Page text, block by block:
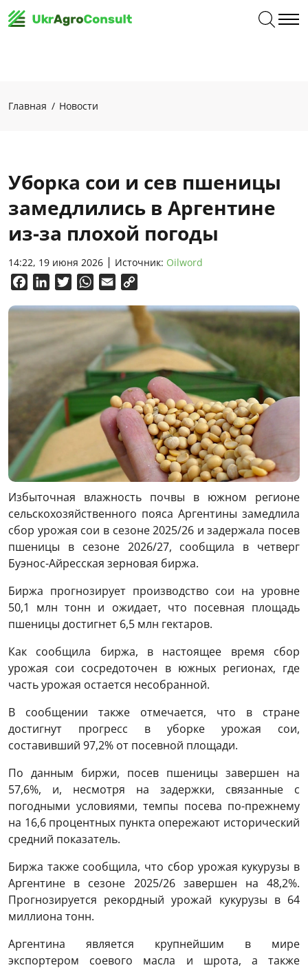
Главная Новости
Уборка сои и сев пшеницы
замедлились в Аргентине
из-за плохой погоды
14:22, 19 июня 2026 Источник: Oilword
FacebookLinkedInTwitterWhatsApp
Email
Избыточная влажность почвы в южном регионе
сельскохозяйственного пояса Аргентины замедлила
сбор урожая сои в сезоне 2025/26 и задержала посев
пшеницы в сезоне 2026/27, сообщила в четверг
Буэнос-Айресская зерновая биржа.
Биржа прогнозирует производство сои на уровне
50,1 млн тонн и ожидает, что посевная площадь
пшеницы достигнет 6,5 млн гектаров.
Как сообщила биржа, в настоящее время сбор
урожая сои сосредоточен в южных регионах, где
часть урожая остается несобранной.
В сообщении также отмечается, что в стране
достигнут прогресс в уборке урожая сои,
составивший 97,2% от посевной площади.
По данным биржи, посев пшеницы завершен на
57,6%, и, несмотря на задержки, связанные с
погодными условиями, темпы посева по-прежнему
на 16,6 процентных пункта опережают исторический
средний показатель.
Биржа также сообщила, что сбор урожая кукурузы в
Аргентине в сезоне 2025/26 завершен на 48,2%.
Прогнозируется рекордный урожай кукурузы в 64
миллиона тонн.
Аргентина является крупнейшим в мире
экспортером соевого масла и шрота, а также